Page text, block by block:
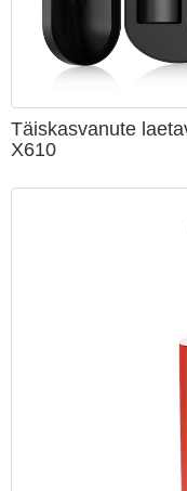
Täiskasvanute
X610